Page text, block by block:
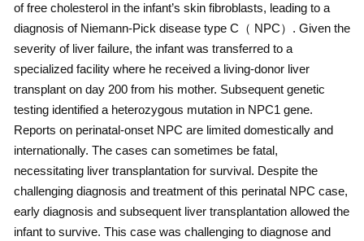
of free cholesterol in the infant’s skin fibroblasts, leading to a
diagnosis of Niemann-Pick disease type C（ NPC）. Given the
severity of liver failure, the infant was transferred to a
specialized facility where he received a living-donor liver
transplant on day 200 from his mother. Subsequent genetic
testing identified a heterozygous mutation in NPC1 gene.
Reports on perinatal-onset NPC are limited domestically and
internationally. The cases can sometimes be fatal,
necessitating liver transplantation for survival. Despite the
challenging diagnosis and treatment of this perinatal NPC case,
early diagnosis and subsequent liver transplantation allowed the
infant to survive. This case was challenging to diagnose and